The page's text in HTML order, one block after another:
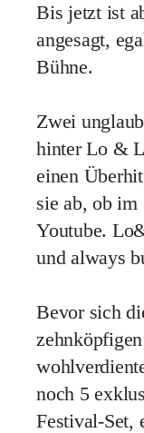
Bis jetzt ist
angesagt,
Bühne.
Zwei
hinter Lo &
einen
sie ab, ob
Youtube.
und always
Bevor sich
noch 5
Festival-Set,